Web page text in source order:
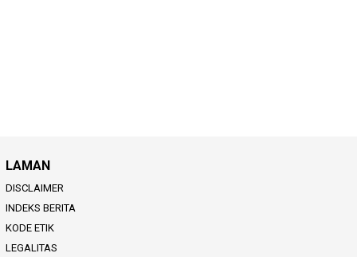
LAMAN
DISCLAIMER
INDEKS BERITA
KODE ETIK
LEGALITAS